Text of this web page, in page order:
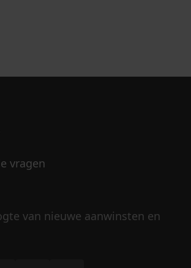
vragen
van nieuwe aanwinsten en